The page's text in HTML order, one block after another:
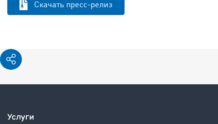
Скачать пресс-релиз
Услуги